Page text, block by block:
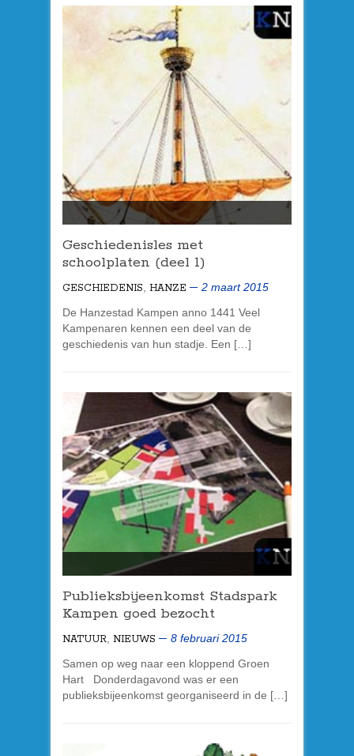
Geschiedenisles met
schoolplaten (deel 1)
GESCHIEDENIS, HANZE
2 maart 2015
De Hanzestad Kampen anno 1441 Veel
Kampenaren kennen een deel van de
geschiedenis van hun stadje. Een […]
Publieksbijeenkomst Stadspark
Kampen goed bezocht
NATUUR, NIEUWS
8 februari 2015
Samen op weg naar een kloppend Groen
Hart Donderdagavond was er een
publieksbijeenkomst georganiseerd in de […]